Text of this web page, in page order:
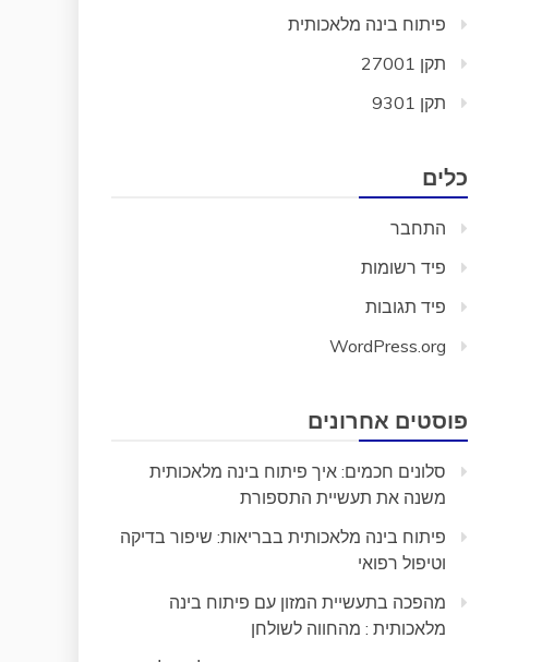
פיתוח בינה מלאכותית
תקן 27001
תקן 9301
כלים
התחבר
פיד רשומות
פיד תגובות
WordPress.org
פוסטים אחרונים
סלונים חכמים: איך פיתוח בינה מלאכותית
משנה את תעשיית התספורת
פיתוח בינה מלאכותית בבריאות: שיפור בדיקה
וטיפול רפואי
מהפכה בתעשיית המזון עם פיתוח בינה
מלאכותית : מהחווה לשולחן